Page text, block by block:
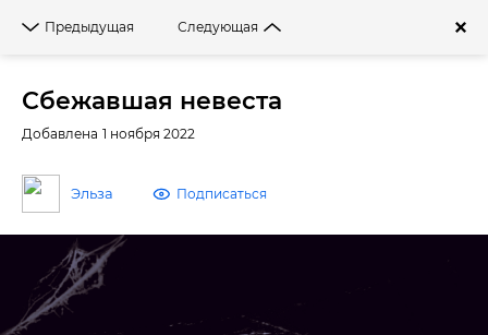
Войти
Предыдущая Следующая
Сбежавшая невеста
Добавлена 1 ноября 2022
Эльза